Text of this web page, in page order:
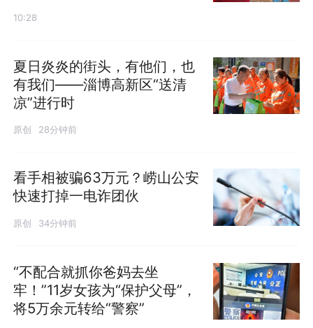
10:28
夏日炎炎的街头，有他们，也
有我们——淄博高新区“送清
凉”进行时
原创 28分钟前
看手相被骗63万元？崂山公安
快速打掉一电诈团伙
原创 34分钟前
“不配合就抓你爸妈去坐
牢！”11岁女孩为“保护父母”，
将5万余元转给“警察”